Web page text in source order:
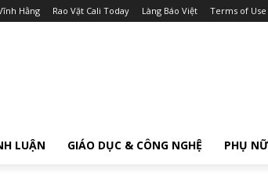
Hằng Rao Vặt Cali Today Làng Báo Việt Terms of Use
LUẬN GIÁO DỤC & CÔNG NGHỆ PHỤ NỮ